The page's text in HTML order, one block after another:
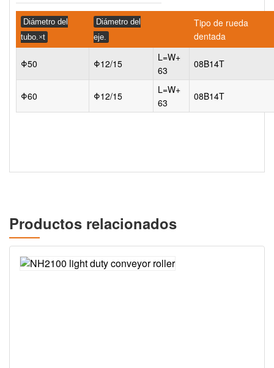
Diámetro del
tubo.×t
Diámetro del
eje.
Tipo de rueda
dentada
Φ50 Φ12/15
L=W+
63
08B14T
Φ60 Φ12/15
L=W+
63
08B14T
Productos relacionados